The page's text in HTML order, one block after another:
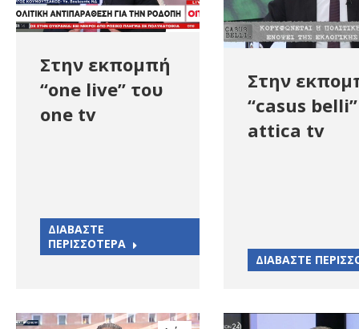
Στην εκπομπή
“one live” του
one tv
ΔΙΑΒΑΣΤΕ
ΠΕΡΙΣΣΟΤΕΡΑ
Στην
“casus
attica tv
ΔΙΑΒΑΣΤΕ